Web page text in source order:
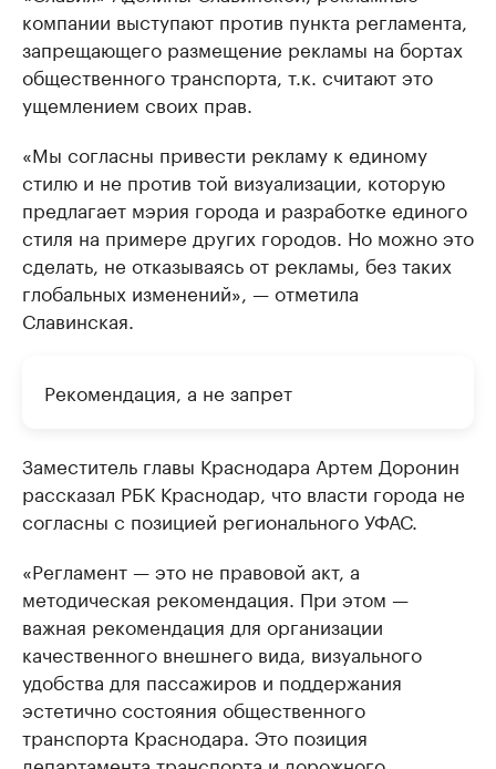
компании выступают против пункта регламента,
запрещающего размещение рекламы на бортах
общественного транспорта, т.к. считают это
ущемлением своих прав.
«Мы согласны привести рекламу к единому
стилю и не против той визуализации, которую
предлагает мэрия города и разработке единого
стиля на примере других городов. Но можно это
сделать, не отказываясь от рекламы, без таких
глобальных изменений», — отметила
Славинская.
Рекомендация, а не запрет
Заместитель главы Краснодара Артем Доронин
рассказал РБК Краснодар, что власти города не
согласны с позицией регионального УФАС.
«Регламент — это не правовой акт, а
методическая рекомендация. При этом —
важная рекомендация для организации
качественного внешнего вида, визуального
удобства для пассажиров и поддержания
эстетично состояния общественного
транспорта Краснодара. Это позиция